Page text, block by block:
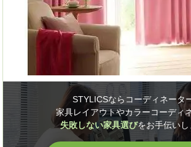
STYLICSならコーディネータ
家具レイアウトやカラーコーディ
失敗しない家具選びをお手伝いし